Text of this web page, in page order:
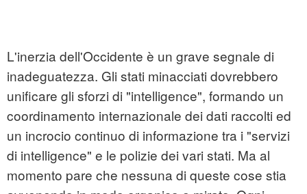
L'inerzia dell'Occidente è un grave segnale di
inadeguatezza. Gli stati minacciati dovrebbero
unificare gli sforzi di "intelligence", formando un
coordinamento internazionale dei dati raccolti ed
un incrocio continuo di informazione tra i "servizi
di intelligence" e le polizie dei vari stati. Ma al
momento pare che nessuna di queste cose stia